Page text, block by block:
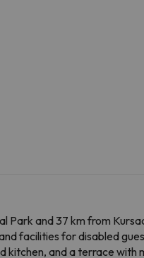
Park and 37 km from
facilities for disabled
kitchen, and a terrace with